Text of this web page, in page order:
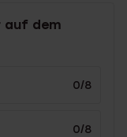
auf dem
0/8
0/8